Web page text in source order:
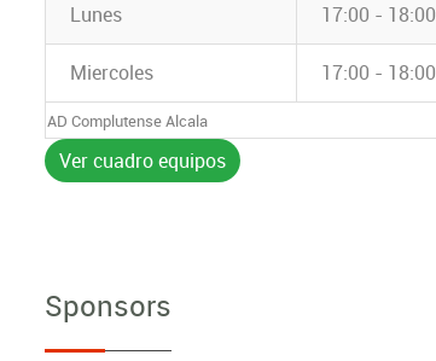
AD Complutense Alcala
Lunes 17:00 - 18:00
Miercoles 17:00 - 18:00
Ver cuadro equipos
Sponsors